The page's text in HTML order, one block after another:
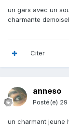
un gars avec un
charmante
Citer
anneso
Posté(e)
un charmant jeune